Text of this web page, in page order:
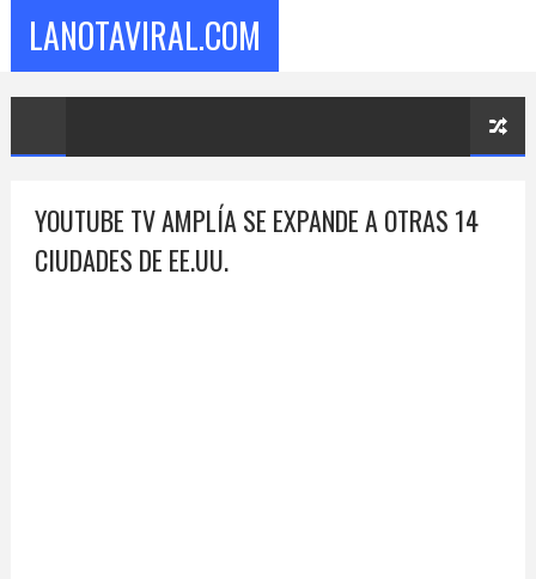
LANOTAVIRAL.COM
YOUTUBE TV AMPLÍA SE EXPANDE A OTRAS 14
CIUDADES DE EE.UU.